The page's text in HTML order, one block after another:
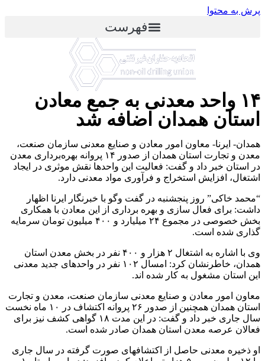
پرش به محتوا
فهرست
۱۴ واحد معدنی به جمع معادن
استان همدان اضافه شد
همدان- ایرنا- معاون امور معادن و صنایع معدنی سازمان صنعت،
معدن و تجارت استان همدان از صدور ۱۴ پروانه بهره‌برداری معدن
در استان خبر داد و گفت: فعالیت این واحدها نقش موثری در ایجاد
اشتغال، افزایش استخراج و فرآوری مواد معدنی دارد.
“محمد خاکی” روز پنجشنبه در گفت وگو با خبرنگار ایرنا اظهار
داشت: برای فعال سازی و بهره برداری از این معادن با همکاری
بخش خصوصی در مجموع ۲۴ میلیارد و ۴۰۰ میلیون تومان سرمایه
گذاری شده است.
وی با اشاره به اشتغال ۲ هزار و ۴۰۰ نفر در بخش معدن استان
همدان، خاطرنشان کرد: امسال ۱۰۲ نفر در واحدهای جدید معدنی
این استان مشغول به کار شده اند.
معاون امور معادن و صنایع معدنی سازمان صنعت، معدن و تجارت
استان همدان همچنین از صدور ۲۶ پروانه اکتشاف در ۱۰ ماه نخست
سال جاری خبر داد و گفت: در این مدت ۱۸ گواهی کشف نیز برای
فعالان عرصه معدن استان همدان صادر شده است.
او ذخیره معدنی حاصل از اکتشافهای صورت گرفته در سال جاری